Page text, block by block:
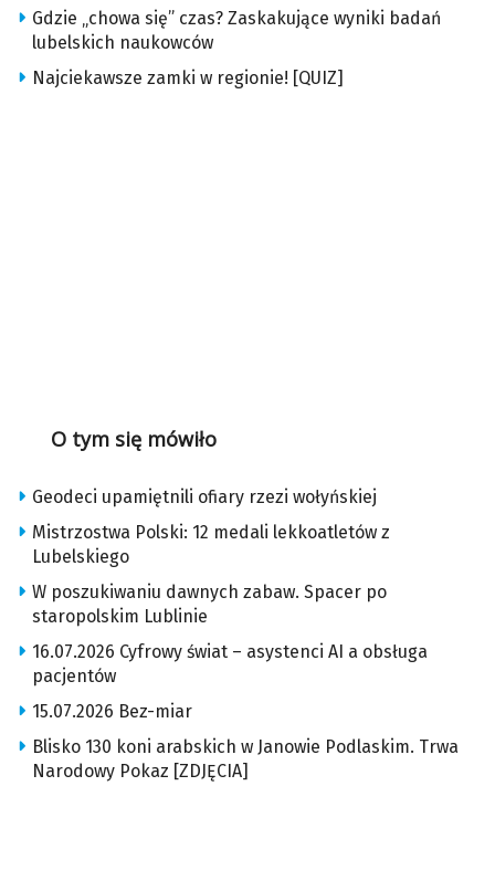
Gdzie „chowa się” czas? Zaskakujące wyniki badań
lubelskich naukowców
Najciekawsze zamki w regionie! [QUIZ]
O tym się mówiło
Geodeci upamiętnili ofiary rzezi wołyńskiej
Mistrzostwa Polski: 12 medali lekkoatletów z
Lubelskiego
W poszukiwaniu dawnych zabaw. Spacer po
staropolskim Lublinie
16.07.2026 Cyfrowy świat – asystenci AI a obsługa
pacjentów
15.07.2026 Bez-miar
Blisko 130 koni arabskich w Janowie Podlaskim. Trwa
Narodowy Pokaz [ZDJĘCIA]